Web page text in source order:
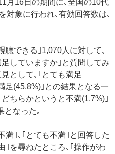
対象に行われ､有効回答数は､
聴できる｣1,070人に対して､
していますか｣と質問してみ
として､｢とても満足
足(45.8%)｣との結果となる一
ちらかというと不満(1.7%)｣
となった｡
満｣､｢とても不満｣と回答した
｣を尋ねたところ､｢操作がわ